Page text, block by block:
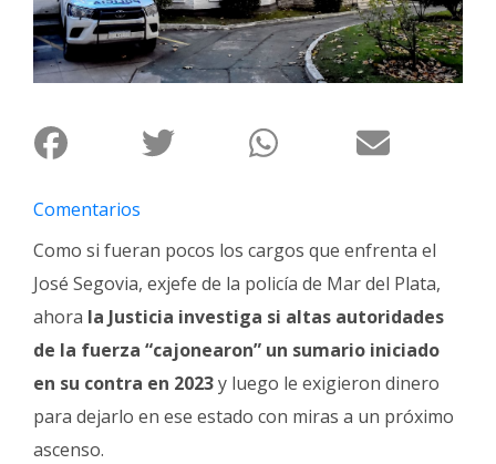
Policiales
Cartelera
de
Familia
Comentarios
Como si fueran pocos los cargos que enfrenta el
José Segovia, exjefe de la policía de Mar del Plata,
ahora la Justicia investiga si altas autoridades
de la fuerza “cajonearon” un sumario iniciado
en su contra en 2023y luego le exigieron dinero
para dejarlo en ese estado con miras a un próximo
ascenso.